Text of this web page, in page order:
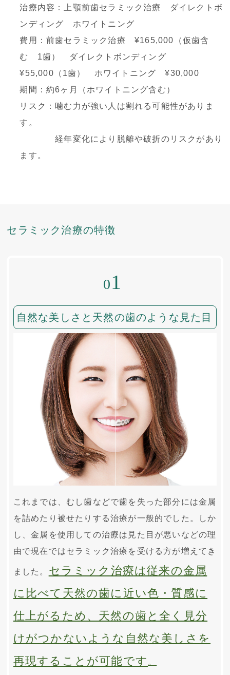
治療内容：上顎前歯セラミック治療 ダイレクトボ
ンディング ホワイトニング
費用：前歯セラミック治療 ¥165,000（仮歯含
む 1歯）
ダイレクトボンディング
¥55,000（1歯）
ホワイトニング ¥30,000
期間：約6ヶ月（ホワイトニング含む）
リスク：噛む力が強い人は割れる可能性がありま
す。
経年変化により脱離や破折のリスクがあり
ます。
セラミック治療の特徴
01
自然な美しさと天然の歯のような見た目
これまでは、むし歯などで歯を失った部分には金属
を詰めたり被せたりする治療が一般的でした。しか
し、金属を使用しての治療は見た目が悪いなどの理
由で現在ではセラミック治療を受ける方が増えてき
ました。 セラミック治療は従来の金属
に比べて天然の歯に近い色・質感に
仕上がるため、天然の歯と全く見分
けがつかないような自然な美しさを
再現することが可能です 。